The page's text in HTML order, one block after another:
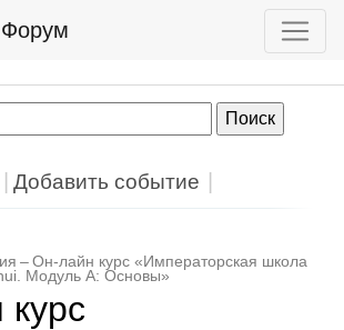
Добавить событие
– Он-лайн курс «Императорская школа
Модуль А: Основы»